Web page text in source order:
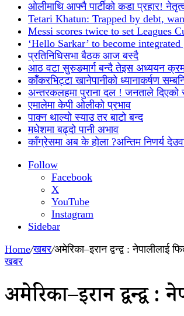
ओलीमाथि आफ्नै पार्टीको कडा प्रहार!
Tetari Khatun: Trapped by debt,
Messi scores twice to set Leagues
‘Hello Sarkar’ to become
प्रतिनिधिसभा बैठक आज बस्दै
आठ वटा सुरुङमार्ग बन्दै तेइस अध्ययन
काँकरभिट्टा खानेपानीको ध्यानाकर्षण
अन्तरकलहमा पुराना दल ! जनताले
एमालेमा केपी ओलीको प्रभाव
पाक्न थाल्यो स्याउ तर बाटो बन्द
मधेशमा बढ्दो पानी अभाव
काँग्रेसमा अब के होला ?अन्तिम निणर्य
Follow
Facebook
X
YouTube
Instagram
Sidebar
Home/खबर/अमेरिका–इरान द्वन्द्व : नेपालीलाई
खबर
अमेरिका–इरान द्वन्द्व :